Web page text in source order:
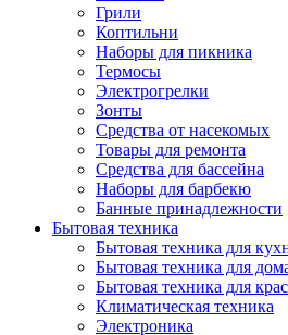
Грили
Коптильни
Наборы для пикника
Термосы
Электрогрелки
Зонты
Средства от насекомых
Товары для ремонта
Средства для бассейна
Наборы для барбекю
Банные принадлежности
Бытовая техника
Бытовая техника для
Бытовая техника для
Бытовая техника для
Климатическая техника
Электроника